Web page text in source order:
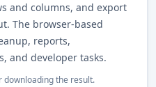
and columns, and export
The browser-based
reports,
and developer tasks.
downloading the result.